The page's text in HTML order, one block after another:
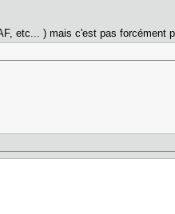
etc... ) mais c'est pas forcément